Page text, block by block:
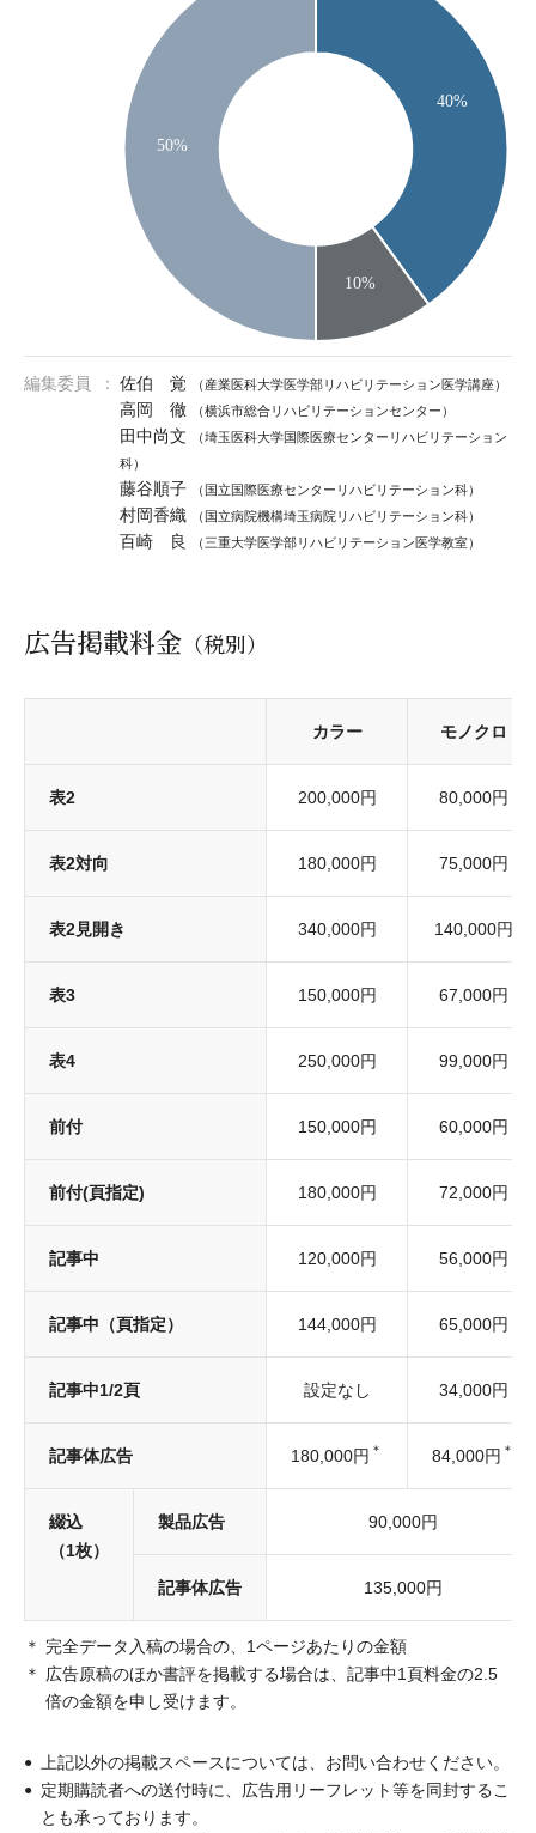
編集委員 佐伯 覚 （産業医科大学医学部リハビリテーション医学講座）
高岡 徹 （横浜市総合リハビリテーションセンター）
田中尚文
（埼玉医科大学国際医療センターリハビリテーション
科）
藤谷順子 （国立国際医療センターリハビリテーション科）
村岡香織 （国立病院機構埼玉病院リハビリテーション科）
百崎 良 （三重大学医学部リハビリテーション医学教室）
広告掲載料金 （税別）
カラー モノクロ
表2 200,000円 80,000円
表2対向 180,000円 75,000円
表2見開き 340,000円 140,000円
表3 150,000円 67,000円
表4 250,000円 99,000円
前付 150,000円 60,000円
前付(頁指定) 180,000円 72,000円
記事中 120,000円 56,000円
記事中（頁指定） 144,000円 65,000円
記事中1/2頁 設定なし 34,000円
記事体広告 180,000円 ＊ 84,000円 ＊
綴込
（1枚）
製品広告 90,000円
記事体広告 135,000円
完全データ入稿の場合の、1ページあたりの金額
広告原稿のほか書評を掲載する場合は、記事中1頁料金の2.5
倍の金額を申し受けます。
上記以外の掲載スペースについては、お問い合わせください。
定期購読者への送付時に、広告用リーフレット等を同封するこ
とも承っております。